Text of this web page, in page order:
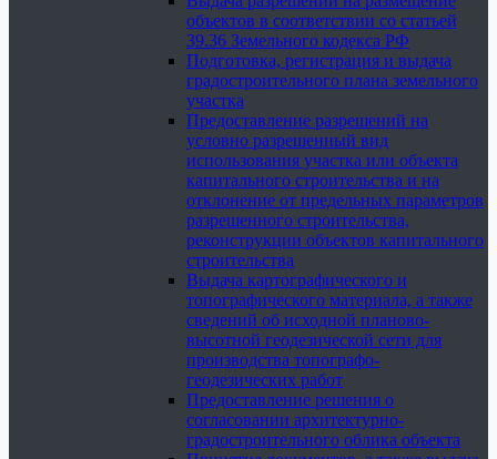
объектов в соответствии со статьей
39.36 Земельного кодекса РФ
Подготовка, регистрация и выдача
градостроительного плана земельного
участка
Предоставление разрешений на
условно разрешенный вид
использования участка или объекта
капитального строительства и на
отклонение от предельных параметров
разрешенного строительства,
реконструкции объектов капитального
строительства
Выдача картографического и
топографического материала, а также
сведений об исходной планово-
высотной геодезической сети для
производства топографо-
геодезических работ
Предоставление решения о
согласовании архитектурно-
градостроительного облика объекта